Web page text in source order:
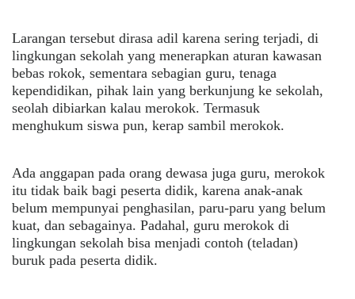
Larangan tersebut dirasa adil karena sering terjadi, di
lingkungan sekolah yang menerapkan aturan kawasan
bebas rokok, sementara sebagian guru, tenaga
kependidikan, pihak lain yang berkunjung ke sekolah,
seolah dibiarkan kalau merokok. Termasuk
menghukum siswa pun, kerap sambil merokok.
Ada anggapan pada orang dewasa juga guru, merokok
itu tidak baik bagi peserta didik, karena anak-anak
belum mempunyai penghasilan, paru-paru yang belum
kuat, dan sebagainya. Padahal, guru merokok di
lingkungan sekolah bisa menjadi contoh (teladan)
buruk pada peserta didik.